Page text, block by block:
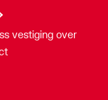
vestiging over